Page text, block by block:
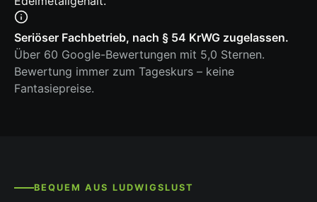
Seriöser Fachbetrieb, nach § 54 KrWG zugelassen.
Über 60 Google-Bewertungen mit 5,0 Sternen.
Bewertung immer zum Tageskurs – keine
Fantasiepreise.
BEQUEM AUS LUDWIGSLUST